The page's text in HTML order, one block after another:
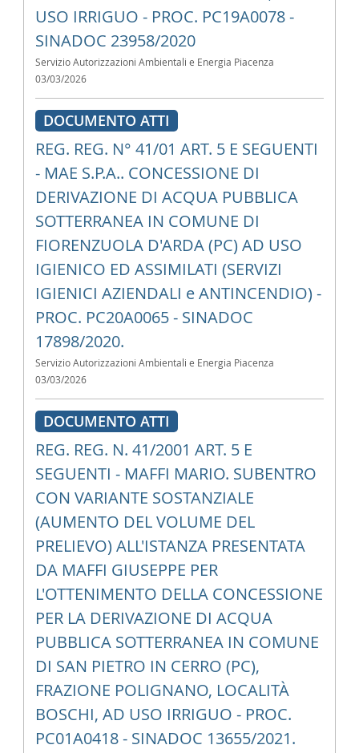
USO IRRIGUO - PROC. PC19A0078 -
SINADOC 23958/2020
Servizio Autorizzazioni Ambientali e Energia Piacenza
03/03/2026
DOCUMENTO ATTI
REG. REG. N° 41/01 ART. 5 E SEGUENTI
- MAE S.P.A.. CONCESSIONE DI
DERIVAZIONE DI ACQUA PUBBLICA
SOTTERRANEA IN COMUNE DI
FIORENZUOLA D'ARDA (PC) AD USO
IGIENICO ED ASSIMILATI (SERVIZI
IGIENICI AZIENDALI e ANTINCENDIO) -
PROC. PC20A0065 - SINADOC
17898/2020.
Servizio Autorizzazioni Ambientali e Energia Piacenza
03/03/2026
DOCUMENTO ATTI
REG. REG. N. 41/2001 ART. 5 E
SEGUENTI - MAFFI MARIO. SUBENTRO
CON VARIANTE SOSTANZIALE
(AUMENTO DEL VOLUME DEL
PRELIEVO) ALL'ISTANZA PRESENTATA
DA MAFFI GIUSEPPE PER
L'OTTENIMENTO DELLA CONCESSIONE
PER LA DERIVAZIONE DI ACQUA
PUBBLICA SOTTERRANEA IN COMUNE
DI SAN PIETRO IN CERRO (PC),
FRAZIONE POLIGNANO, LOCALITÀ
BOSCHI, AD USO IRRIGUO - PROC.
PC01A0418 - SINADOC 13655/2021.